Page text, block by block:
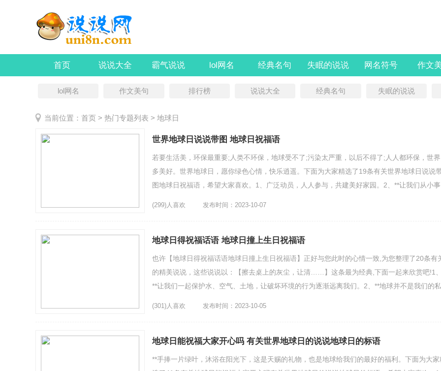
首页 说说大全 霸气说说 lol网名 经典名句 失眠的说说 网名符号 作文
lol网名 作文美句 排行榜 说说大全 经典名句 失眠的说说
当前位置： 首页 > 热门专题列表 > 地球日
世界地球日说说带图 地球日祝福语
若要生活美，环保最重要;人类不环保，地球受不了;污染太严重，以后不得了;人人都环保，世界
多美好。世界地球日，愿你绿色心情，快乐逍遥。下面为大家精选了19条有关世界地球日说说
图地球日祝福语，希望大家喜欢。1、广泛动员，人人参与，共建美好家园。2、**让我们从小事
(299)人喜欢 发布时间：2023-10-07
地球日得祝福话语 地球日撞上生日祝福语
也许【地球日得祝福话语地球日撞上生日祝福语】正好与您此时的心情一致,为您整理了20条有
的精美说说，这些说说以：【擦去桌上的灰尘，让清……】这条最为经典,下面一起来欣赏吧!1、
**让我们一起保护水、空气、土地，让破坏环境的行为逐渐远离我们。2、**地球并不是我们的私
(301)人喜欢 发布时间：2023-10-05
地球日能祝福大家开心吗 有关世界地球日的说说地球日的标语
**手捧一片绿叶，沐浴在阳光下，这是天赐的礼物，也是地球给我们的最好的福利。下面为大家